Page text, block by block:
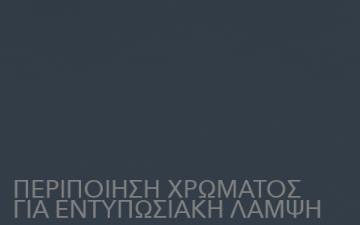
ΠΕΡΙΠΟΙΗΣΗ ΧΡΩΜΑΤΟΣ
ΓΙΑ ΕΝΤΥΠΩΣΙΑΚΗ ΛΑΜΨΗ